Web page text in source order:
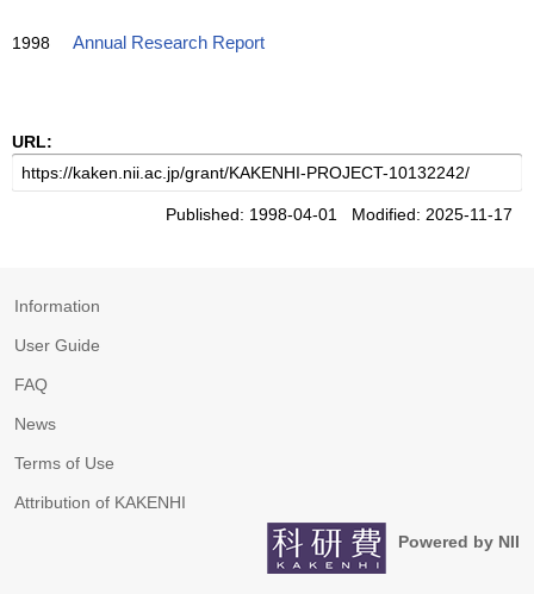
1998 Annual Research Report
URL:
Published: 1998-04-01 Modified: 2025-11-17
Information
User Guide
FAQ
News
Terms of Use
Attribution of KAKENHI
Powered by NII